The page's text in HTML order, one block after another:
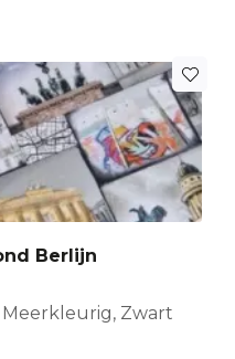
Berlijn
Meerkleurig, Zwart